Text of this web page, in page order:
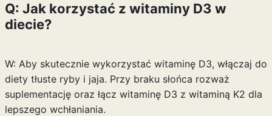
Q: Jak korzystać z witaminy D3 w
diecie?
W: Aby skutecznie wykorzystać witaminę D3, włączaj do
diety tłuste ryby i jaja. Przy braku słońca rozważ
suplementację oraz łącz witaminę D3 z witaminą K2 dla
lepszego wchłaniania.